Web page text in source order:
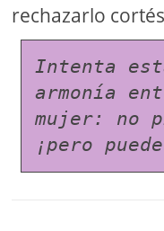
rechazarlo
Intenta
armonía
mujer: no
¡pero